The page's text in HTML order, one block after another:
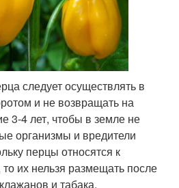
следует осуществлять в
и не возвращать на
3-4 лет, чтобы в земле не
организмы и вредители
перцы относятся к
их нельзя размещать после
и табака.